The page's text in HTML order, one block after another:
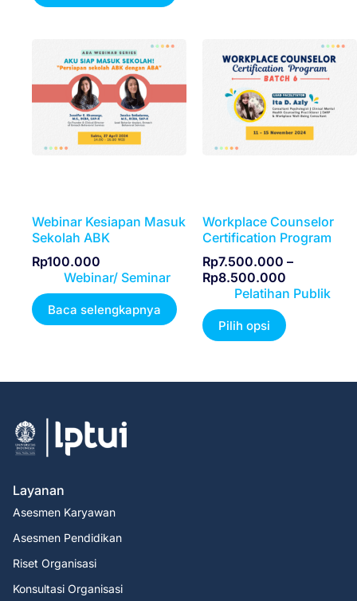
Webinar Kesiapan Masuk
Sekolah ABK
Rp100.000
Webinar/ Seminar
Baca selengkapnya
Workplace Counselor
Certification Program
Rp7.500.000 –
Rp8.500.000
Pelatihan Publik
Pilih opsi
Layanan
Asesmen Karyawan
Asesmen Pendidikan
Riset Organisasi
Konsultasi Organisasi